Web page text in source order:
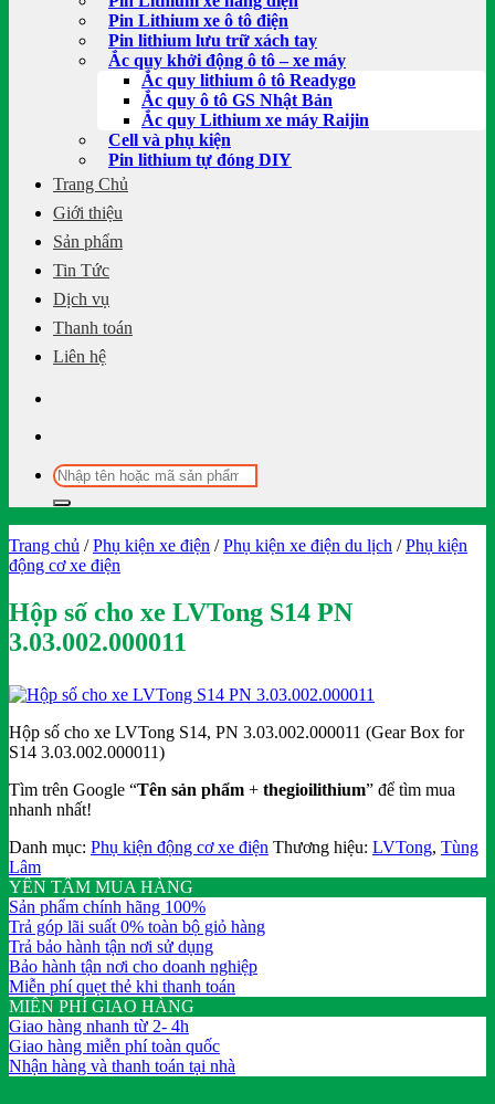
Pin Lithium xe ô tô điện
Pin lithium lưu trữ xách tay
Ắc quy khởi động ô tô – xe máy
Ắc quy lithium ô tô Readygo
Ắc quy ô tô GS Nhật Bản
Ắc quy Lithium xe máy Raijin
Cell và phụ kiện
Pin lithium tự đóng DIY
Trang Chủ
Giới thiệu
Sản phẩm
Tin Tức
Dịch vụ
Thanh toán
Liên hệ
Tìm
kiếm:
Trang chủ / Phụ kiện xe điện / Phụ kiện xe điện du lịch / Phụ kiện
động cơ xe điện
Hộp số cho xe LVTong S14 PN
3.03.002.000011
Hộp số cho xe LVTong S14, PN 3.03.002.000011 (Gear Box for
S14 3.03.002.000011)
Tìm trên Google “Tên sản phẩm + thegioilithium” để tìm mua
nhanh nhất!
Danh mục: Phụ kiện động cơ xe điện Thương hiệu: LVTong, Tùng
Lâm
YÊN TÂM MUA HÀNG
Sản phẩm chính hãng 100%
Trả góp lãi suất 0% toàn bộ giỏ hàng
Trả bảo hành tận nơi sử dụng
Bảo hành tận nơi cho doanh nghiệp
Miễn phí quẹt thẻ khi thanh toán
MIỄN PHÍ GIAO HÀNG
Giao hàng nhanh từ 2- 4h
Giao hàng miễn phí toàn quốc
Nhận hàng và thanh toán tại nhà